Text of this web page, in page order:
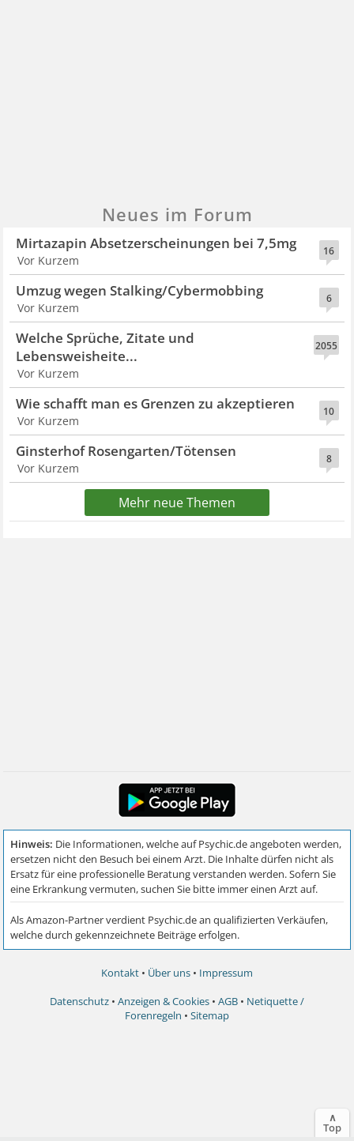
Neues im Forum
16
Mirtazapin Absetzerscheinungen bei 7,5mg
Vor Kurzem
6
Umzug wegen Stalking/Cybermobbing
Vor Kurzem
2055
Welche Sprüche, Zitate und
Lebensweisheite...
Vor Kurzem
10
Wie schafft man es Grenzen zu akzeptieren
Vor Kurzem
8
Ginsterhof Rosengarten/Tötensen
Vor Kurzem
Mehr neue Themen
Kontakt • Über uns • Impressum
Datenschutz • Anzeigen & Cookies • AGB • Netiquette /
Forenregeln • Sitemap
∧
Top